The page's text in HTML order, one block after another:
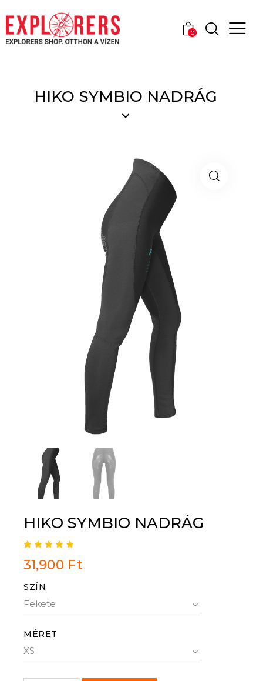
0
HIKO SYMBIO NADRÁG
HIKO SYMBIO NADRÁG
és5.00
az 5-
ből,
értékel
alapján
31,900 Ft
SZÍN
MÉRET